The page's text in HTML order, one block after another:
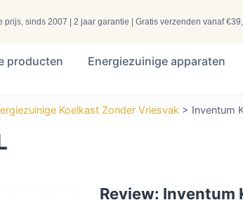
prijs, sinds 2007 | 2 jaar garantie | Gratis verzenden vanaf
producten Energiezuinige apparaten
Koelkast Zonder Vriesvak > Inventum
Review: Inventum